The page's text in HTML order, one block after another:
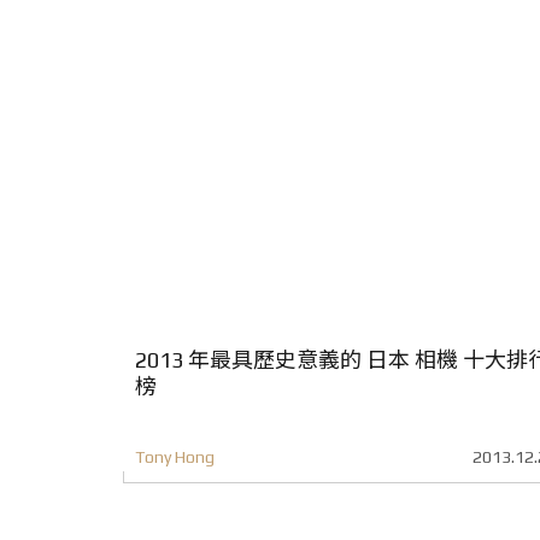
2013 年最具歷史意義的 日本 相機 十大排
榜
Tony Hong